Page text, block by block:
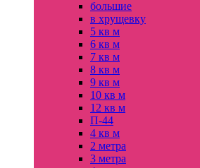
большие
в хрущевку
5 кв м
6 кв м
7 кв м
8 кв м
9 кв м
10 кв м
12 кв м
П-44
4 кв м
2 метра
3 метра